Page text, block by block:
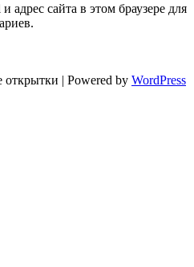
адрес сайта в этом браузере для
| Powered by WordPress